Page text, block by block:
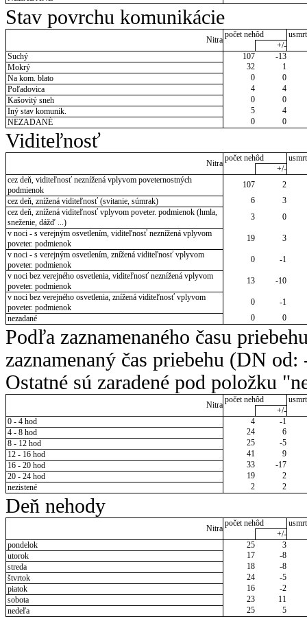
Stav povrchu komunikácie
Nitra
počet nehôd
+/-
Suchý
107
-13
Mokrý
32
1
Na kom. blato
0
0
Poľadovica
4
4
Kašovitý sneh
0
0
Iný stav komunik.
5
4
NEZADANÉ
0 0
Viditeľnosť
Nitra
počet nehôd
+/-
cez deň, viditeľnosť neznížená vplyvom poveternostných
podmienok
107
2
cez deň, znížená viditeľnosť (svitanie, súmrak)
6
3
cez deň, znížená viditeľnosť vplyvom poveter. podmienok (hmla,
sneženie, dážď ...)
3
0
v noci - s verejným osvetlením, viditeľnosť neznížená vplyvom
poveter. podmienok
19
3
v noci - s verejným osvetlením, znížená viditeľnosť vplyvom
poveter. podmienok
0
-1
v noci bez verejného osvetlenia, viditeľnosť neznížená vplyvom
poveter. podmienok
13
-10
v noci bez verejného osvetlenia, znížená viditeľnosť vplyvom
poveter. podmienok
0
-1
nezadané
0 0
Podľa zaznamenaného času
zaznamenaný čas priebehu (DN
Ostatné sú zaradené pod položku
Nitra
počet nehôd
+/-
0 - 4 hod
4
-1
4 - 8 hod
24
6
8 - 12 hod
25
-5
12 - 16 hod
41
9
16 - 20 hod
33
-17
20 - 24 hod
19
2
nezistené
2 2
Deň nehody
Nitra
počet nehôd
+/-
pondelok
25
3
utorok
17
-8
streda
18
-8
štvrtok
24
-5
piatok
16
-2
sobota
23
11
nedeľa
25 5